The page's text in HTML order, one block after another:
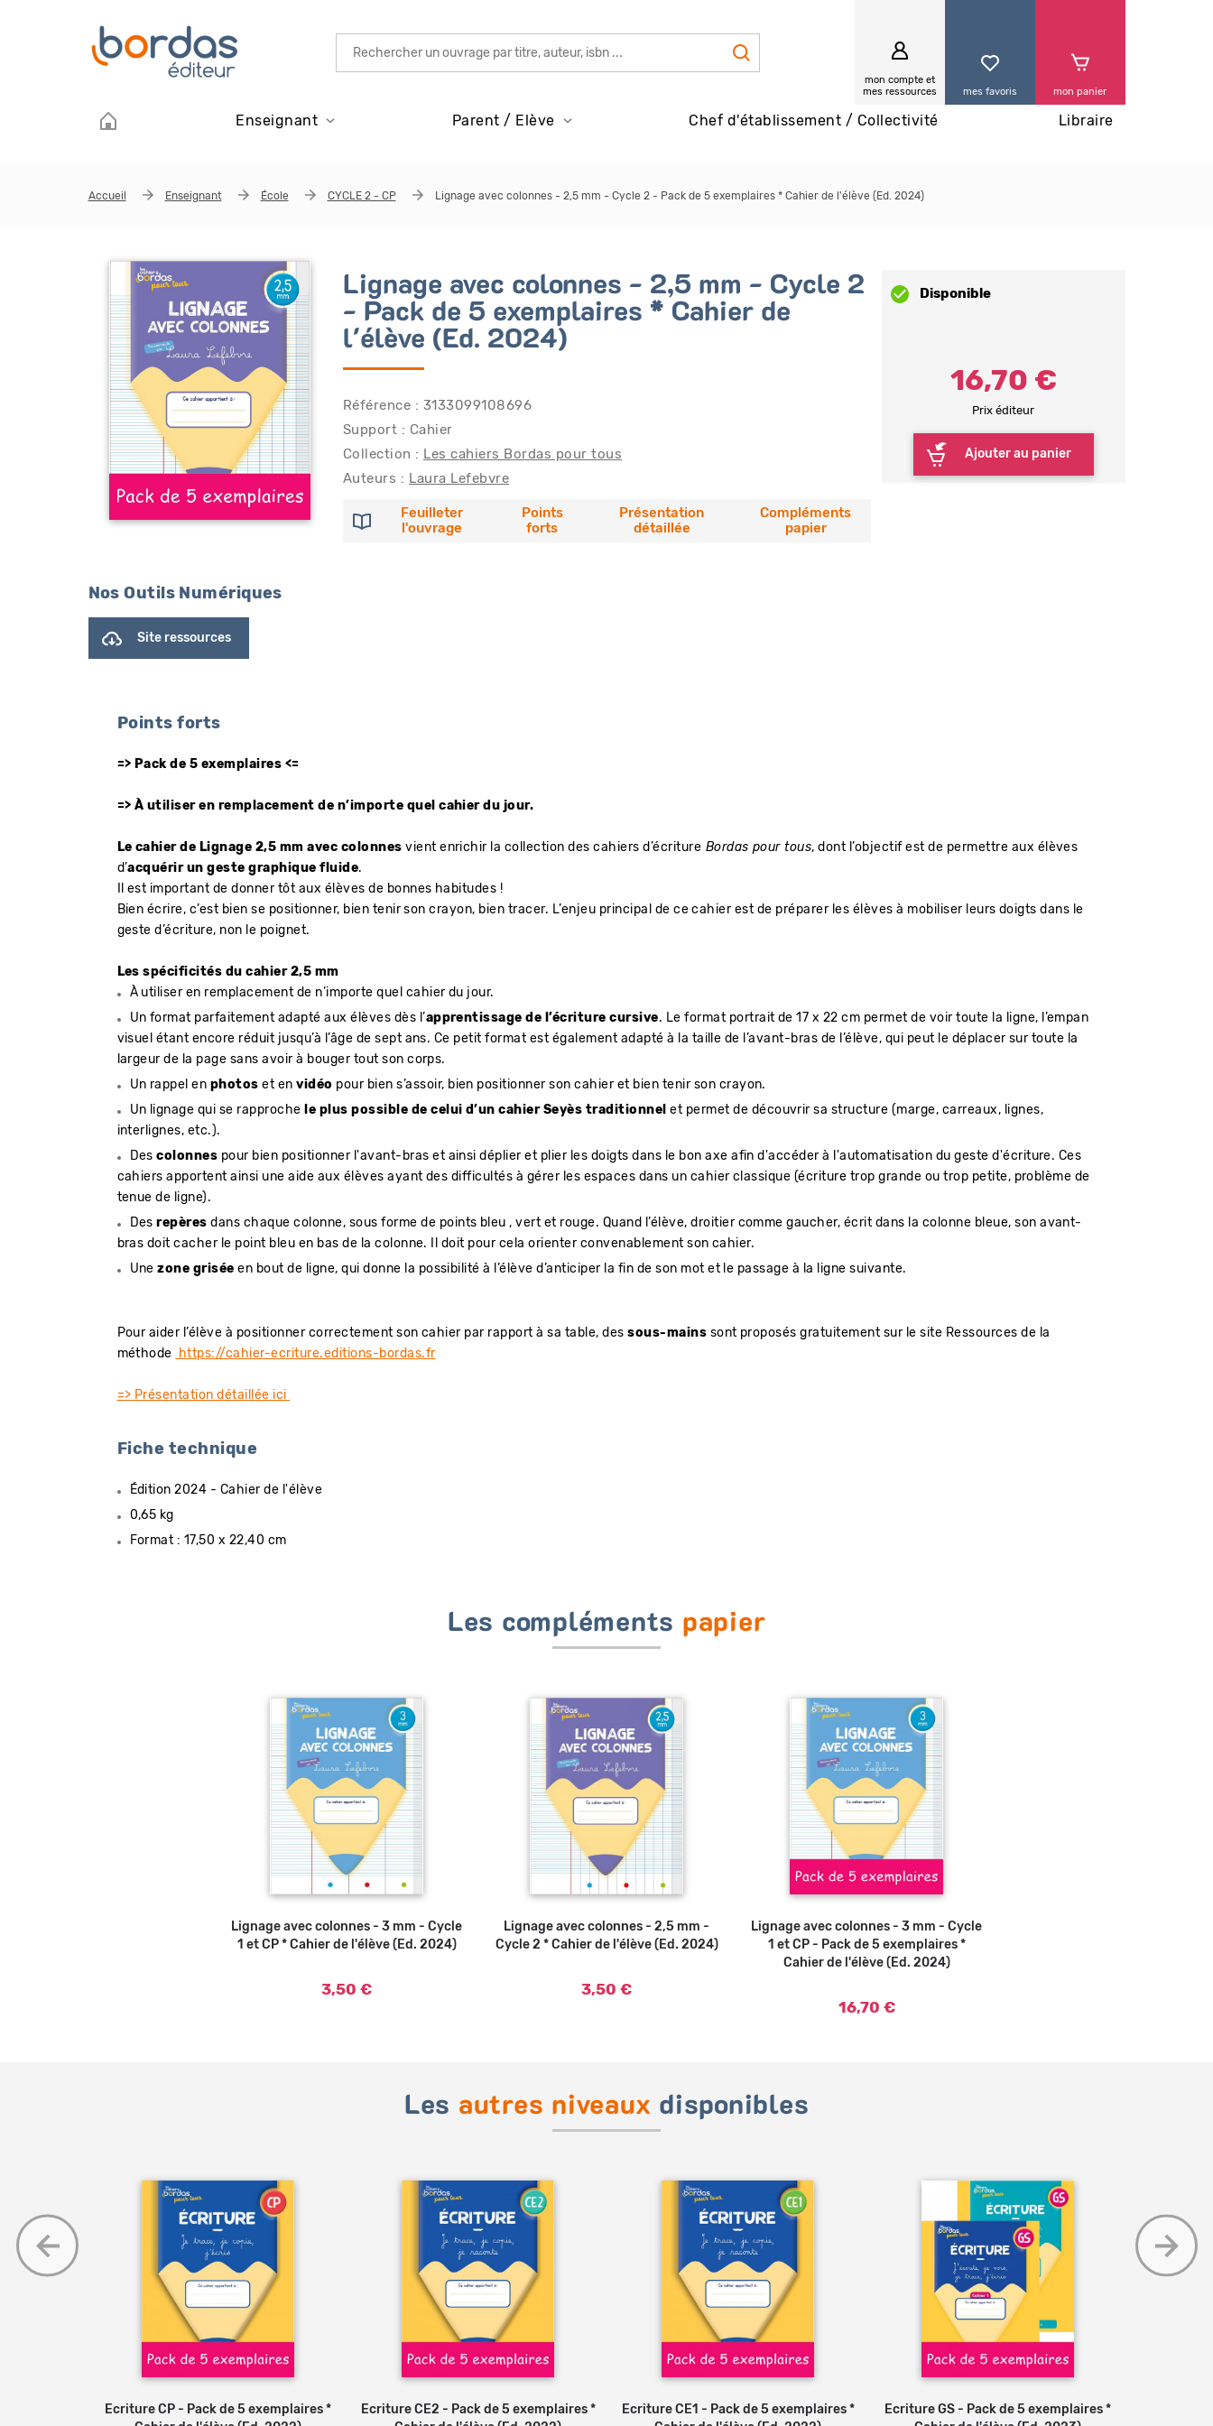
Aller au contenu principal
mon compte et
mes ressources
mes favoris mon panier
Enseignant Parent / Elève Chef d'établissement / Collectivité Libraire
Accueil Enseignant École CYCLE 2 - CP Lignage avec colonnes - 2,5 mm - Cycle 2 - Pack de 5 exemplaires * Cahier de l'élève (Ed. 2024)
Lignage avec colonnes - 2,5 mm - Cycle 2
- Pack de 5 exemplaires * Cahier de
l'élève (Ed. 2024)
Référence : 3133099108696
Support : Cahier
Collection : Les cahiers Bordas pour tous
Auteurs : Laura Lefebvre
Feuilleter
l'ouvrage
Points
forts
Présentation
détaillée
Compléments
papier
Disponible
Prix éditeur
16,70 €
Ajouter au panier
Nos Outils Numériques
Site ressources
Points forts
=> Pack de 5 exemplaires <=
=> À utiliser en remplacement de n’importe quel cahier du jour.
Le cahier de Lignage 2,5 mm avec colonnes vient enrichir la collection des cahiers d’écriture Bordas pour tous, dont l’objectif est de permettre aux élèves
d’acquérir un geste graphique fluide.
Il est important de donner tôt aux élèves de bonnes habitudes !
Bien écrire, c’est bien se positionner, bien tenir son crayon, bien tracer. L’enjeu principal de ce cahier est de préparer les élèves à mobiliser leurs doigts dans le
geste d’écriture, non le poignet.
Les spécificités du cahier 2,5 mm
À utiliser en remplacement de n’importe quel cahier du jour.
Un format parfaitement adapté aux élèves dès l’apprentissage de l’écriture cursive. Le format portrait de 17 x 22 cm permet de voir toute la ligne, l’empan
visuel étant encore réduit jusqu’à l’âge de sept ans. Ce petit format est également adapté à la taille de l’avant-bras de l’élève, qui peut le déplacer sur toute la
largeur de la page sans avoir à bouger tout son corps.
Un rappel en photoset envidéo pour bien s’assoir, bien positionner son cahier et bien tenir son crayon.
Un lignage qui se rapproche
le plus possible de celui d’un cahier Seyès traditionnelet permet de découvrir sa structure (marge, carreaux, lignes,
interlignes, etc.).
Descolonnes pour bien positionner l'avant-bras et ainsi déplier et plier les doigts dans le bon axe afin d'accéder à l'automatisation du geste d'écriture. Ces
cahiers apportent ainsi une aide aux élèves ayant des difficultés à gérer les espaces dans un cahier classique (écriture trop grande ou trop petite, problème de
tenue de ligne).
Desrepèresdans chaque colonne, sous forme de points bleu , vert et rouge. Quand l’élève, droitier comme gaucher, écrit dans la colonne bleue, son avant-
bras doit cacher le point bleu en bas de la colonne. Il doit pour cela orienter convenablement son cahier.
Unezone grisée en bout de ligne, qui donne la possibilité à l’élève d’anticiper la fin de son mot et le passage à la ligne suivante.
Pour aider l’élève à positionner correctement son cahier par rapport à sa table, des sous-mains sont proposés gratuitement sur le site Ressources de la
méthode
https://cahier-ecriture.editions-bordas.fr
=> Présentation détaillée ici
Fiche technique
Édition 2024 - Cahier de l'élève
0,65 kg
Format : 17,50 x 22,40 cm
Les compléments papier
Ajouter au panier
Lignage avec colonnes - 3 mm - Cycle
1 et CP * Cahier de l'élève (Ed. 2024)
3,50 €
Ajouter au panier
Lignage avec colonnes - 2,5 mm -
Cycle 2 * Cahier de l'élève (Ed. 2024)
3,50 €
Ajouter au panier
Lignage avec colonnes - 3 mm - Cycle
1 et CP - Pack de 5 exemplaires *
Cahier de l'élève (Ed. 2024)
16,70 €
Les autres niveaux disponibles
Ajouter au panier
Ecriture CP - Pack de 5 exemplaires *
Ajouter au panier
Ecriture CE2 - Pack de 5 exemplaires *
Ajouter au panier
Ecriture CE1 - Pack de 5 exemplaires *
Ajouter au panier
Ecriture GS - Pack de 5 exemplaires *